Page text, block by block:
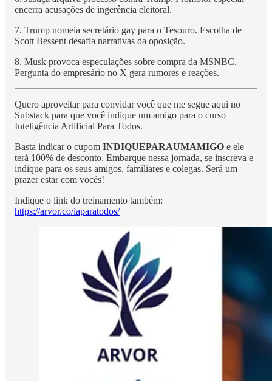
encerra acusações de ingerência eleitoral.
7. Trump nomeia secretário gay para o Tesouro. Escolha de
Scott Bessent desafia narrativas da oposição.
8. Musk provoca especulações sobre compra da MSNBC.
Pergunta do empresário no X gera rumores e reações.
Quero aproveitar para convidar você que me segue aqui no
Substack para que você indique um amigo para o curso
Inteligência Artificial Para Todos.
Basta indicar o cupom INDIQUEPARAUMAMIGO e ele
terá 100% de desconto. Embarque nessa jornada, se inscreva e
indique para os seus amigos, familiares e colegas. Será um
prazer estar com vocês!
Indique o link do treinamento também:
https://arvor.co/iaparatodos/